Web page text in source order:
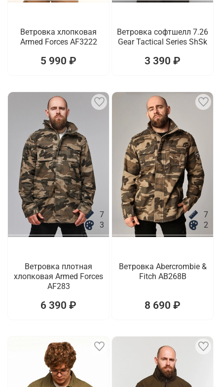
Ветровка хлопковая
Armed Forces AF3222
5 990 ₽
Ветровка софтшелл 7.26
Gear Tactical Series ShSk
3 390 ₽
7
3
Ветровка плотная
хлопковая Armed Forces
AF283
6 390 ₽
7
2
Ветровка Abercrombie &
Fitch AB268B
8 690 ₽